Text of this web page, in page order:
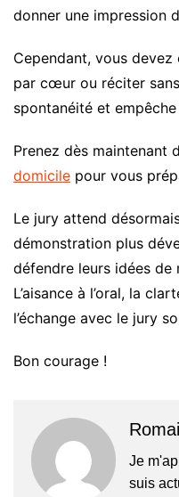
donner une impression
Cependant, vous
par cœur ou réciter
spontanéité et
Prenez dès maintenant
domicile pour vous
Le jury attend
démonstration plus
défendre leurs idées de
L’aisance à l’oral, la
l’échange avec le jury
Bon courage !
Je
suis